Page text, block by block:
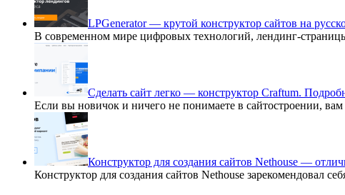
LPGenerator — крутой конструктор сайтов на
В современном мире цифровых технологий, лендинг-
Сделать сайт легко — конструктор Craftum.
Если вы новичок и ничего не понимаете в сайтостроении, вам
Конструктор для создания сайтов Nethouse —
Конструктор для создания сайтов Nethouse зарекомендовал